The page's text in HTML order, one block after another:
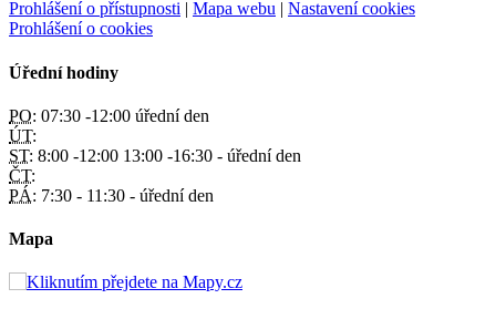
Prohlášení o přístupnosti | Mapa webu | Nastavení cookies
Prohlášení o cookies
Úřední hodiny
PO: 07:30 -12:00 úřední den
ÚT:
ST: 8:00 -12:00 13:00 -16:30 - úřední den
ČT:
PÁ: 7:30 - 11:30 - úřední den
Mapa